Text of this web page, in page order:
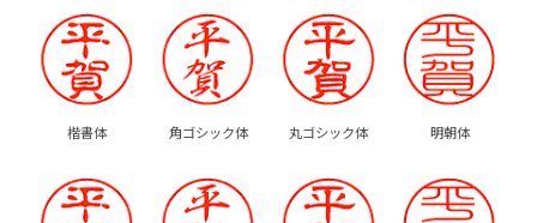
楷書体 角ゴシック体 丸ゴシック体 明朝体